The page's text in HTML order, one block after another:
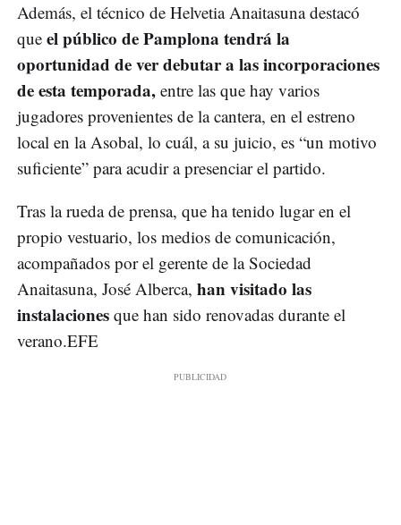
Además, el técnico de Helvetia Anaitasuna destacó
que el público de Pamplona tendrá la
oportunidad de ver debutar a las incorporaciones
de esta temporada, entre las que hay varios
jugadores provenientes de la cantera, en el estreno
local en la Asobal, lo cuál, a su juicio, es “un motivo
suficiente” para acudir a presenciar el partido.
Tras la rueda de prensa, que ha tenido lugar en el
propio vestuario, los medios de comunicación,
acompañados por el gerente de la Sociedad
Anaitasuna, José Alberca, han visitado las
instalaciones que han sido renovadas durante el
verano.EFE